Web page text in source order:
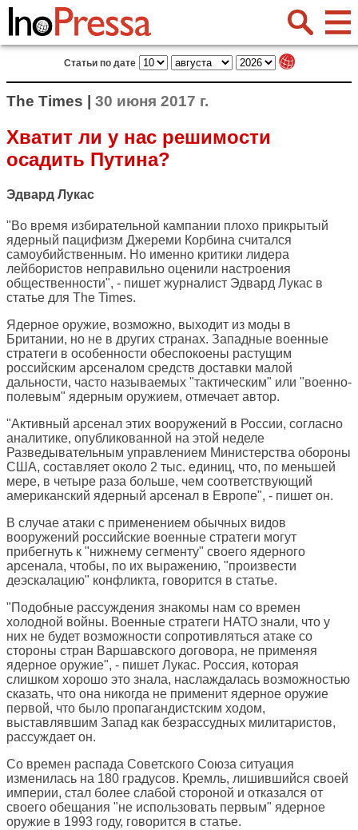
Статьи по дате
The Times | 30 июня 2017 г.
Хватит ли у нас решимости
осадить Путина?
Эдвард Лукас
"Во время избирательной кампании плохо прикрытый
ядерный пацифизм Джереми Корбина считался
самоубийственным. Но именно критики лидера
лейбористов неправильно оценили настроения
общественности", - пишет журналист Эдвард Лукас в
статье для The Times.
Ядерное оружие, возможно, выходит из моды в
Британии, но не в других странах. Западные военные
стратеги в особенности обеспокоены растущим
российским арсеналом средств доставки малой
дальности, часто называемых "тактическим" или "военно-
полевым" ядерным оружием, отмечает автор.
"Активный арсенал этих вооружений в России, согласно
аналитике, опубликованной на этой неделе
Разведывательным управлением Министерства обороны
США, составляет около 2 тыс. единиц, что, по меньшей
мере, в четыре раза больше, чем соответствующий
американский ядерный арсенал в Европе", - пишет он.
В случае атаки с применением обычных видов
вооружений российские военные стратеги могут
прибегнуть к "нижнему сегменту" своего ядерного
арсенала, чтобы, по их выражению, "произвести
деэскалацию" конфликта, говорится в статье.
"Подобные рассуждения знакомы нам со времен
холодной войны. Военные стратеги НАТО знали, что у
них не будет возможности сопротивляться атаке со
стороны стран Варшавского договора, не применяя
ядерное оружие", - пишет Лукас. Россия, которая
слишком хорошо это знала, наслаждалась возможностью
сказать, что она никогда не применит ядерное оружие
первой, что было пропагандистским ходом,
выставлявшим Запад как безрассудных милитаристов,
рассуждает он.
Со времен распада Советского Союза ситуация
изменилась на 180 градусов. Кремль, лишившийся своей
империи, стал более слабой стороной и отказался от
своего обещания "не использовать первым" ядерное
оружие в 1993 году, говорится в статье.